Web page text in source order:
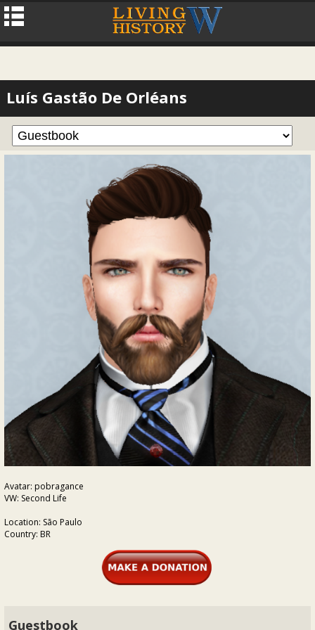
Luís Gastão De Orléans
Avatar: pobragance
VW: Second Life
Location: São Paulo
Country: BR
Guestbook